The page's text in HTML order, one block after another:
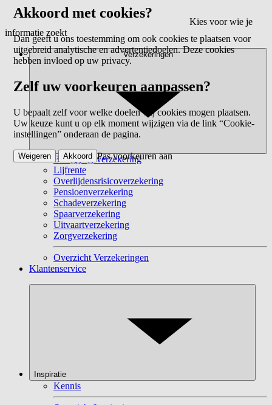
Kies voor wie je
informatie zoekt
Verzekeringen
Beleggingsverzekering
Lijfrente
Overlijdensrisicoverzekering
Pensioenverzekering
Schadeverzekering
Spaarverzekering
Uitvaartverzekering
Zorgverzekering
Overzicht Verzekeringen
Klantenservice
Inspiratie
Kennis
Akkoord met cookies?
Dan geeft u ons toestemming om ook cookies te plaatsen voor
uitgebreid analytische en advertentiedoelen. Deze cookies
hebben invloed op uw privacy.
Zelf uw voorkeuren aanpassen?
U bepaalt zelf voor welke doelen wij cookies mogen plaatsen.
Uw keuze kunt u op elk moment wijzigen via de link “Cookie-
instellingen” onderaan de pagina.
Pas voorkeuren aan
Weigeren Akkoord